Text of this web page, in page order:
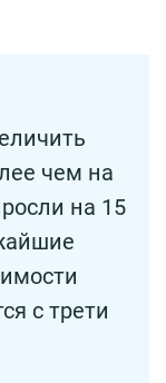
чем на
на 15
с трети